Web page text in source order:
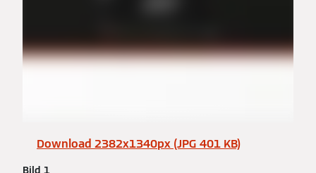
Download 2382x1340px (JPG 401 KB)
Bild 1